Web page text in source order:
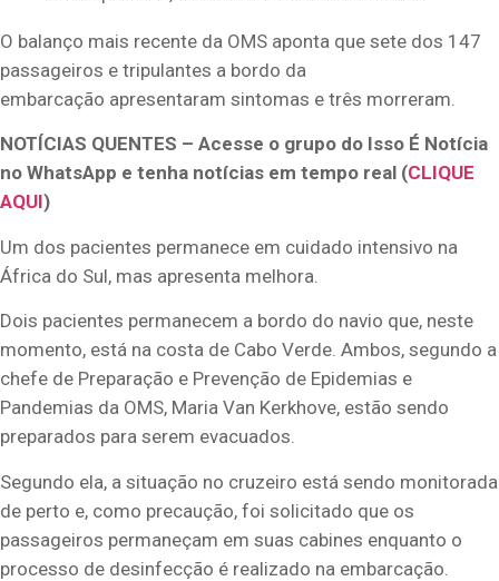
O balanço mais recente da OMS aponta que sete dos 147
passageiros e tripulantes a bordo da
embarcação apresentaram sintomas e três morreram.
NOTÍCIAS QUENTES – Acesse o grupo do Isso É Notícia
no WhatsApp e tenha notícias em tempo real (CLIQUE
AQUI)
Um dos pacientes permanece em cuidado intensivo na
África do Sul, mas apresenta melhora.
Dois pacientes permanecem a bordo do navio que, neste
momento, está na costa de Cabo Verde. Ambos, segundo a
chefe de Preparação e Prevenção de Epidemias e
Pandemias da OMS, Maria Van Kerkhove, estão sendo
preparados para serem evacuados.
Segundo ela, a situação no cruzeiro está sendo monitorada
de perto e, como precaução, foi solicitado que os
passageiros permaneçam em suas cabines enquanto o
processo de desinfecção é realizado na embarcação.